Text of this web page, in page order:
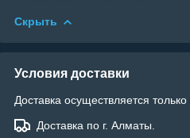
Скрыть
Условия доставки
Доставка осуществляется
Доставка по г. Алматы.